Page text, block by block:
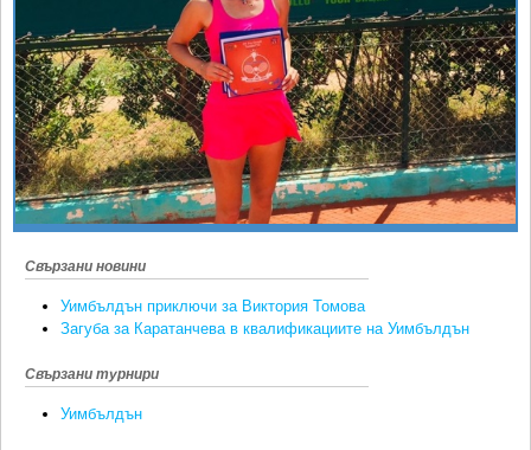
КЛУБОВЕ
БЛОГ
ВИДЕО
ЖЪЛТО
РАКЕТНИ
Спорт&Фитнес
Други
Любители
Свързани новини
Уимбълдън приключи за Виктория Томова
Загуба за Каратанчева в квалификациите на Уимбълдън
Свързани турнири
Уимбълдън